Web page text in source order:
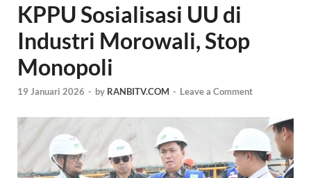
KPPU Sosialisasi UU di
Industri Morowali, Stop
Monopoli
19 Januari 2026 - by RANBITV.COM - Leave a Comment